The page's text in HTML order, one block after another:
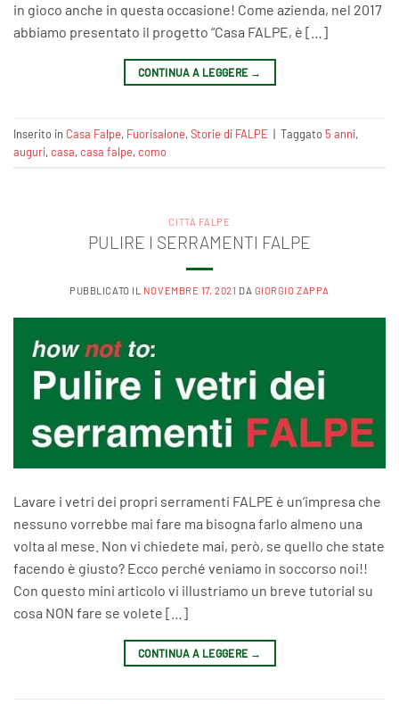
in gioco anche in questa occasione! Come azienda, nel 2017
abbiamo presentato il progetto “Casa FALPE, è […]
CONTINUA A LEGGERE →
Inserito in Casa Falpe, Fuorisalone,Storie di FALPE | Taggato5 anni,
auguri,casa,casa falpe,como
CITTÀ FALPE
PULIRE I SERRAMENTI FALPE
PUBBLICATO IL NOVEMBRE 17, 2021 DA GIORGIO ZAPPA
Lavare i vetri dei propri serramenti FALPE è un’impresa che
nessuno vorrebbe mai fare ma bisogna farlo almeno una
volta al mese. Non vi chiedete mai, però, se quello che state
facendo è giusto? Ecco perché veniamo in soccorso noi!!
Con questo mini articolo vi illustriamo un breve tutorial su
cosa NON fare se volete […]
CONTINUA A LEGGERE →